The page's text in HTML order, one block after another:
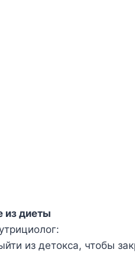
из диеты
из детокса, чтобы